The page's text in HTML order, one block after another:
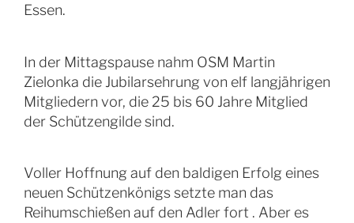
Essen.
In der Mittagspause nahm OSM Martin
Zielonka die Jubilarsehrung von elf langjährigen
Mitgliedern vor, die 25 bis 60 Jahre Mitglied
der Schützengilde sind.
Voller Hoffnung auf den baldigen Erfolg eines
neuen Schützenkönigs setzte man das
Reihumschießen auf den Adler fort . Aber es